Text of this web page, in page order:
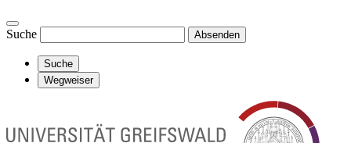
Suche Absenden
Suche
Wegweiser